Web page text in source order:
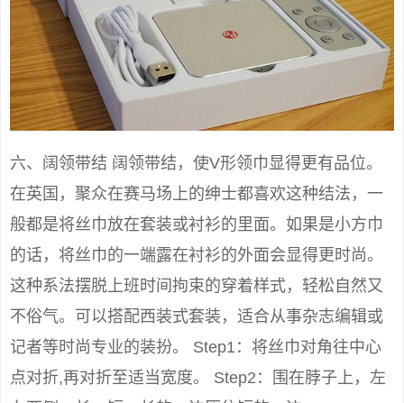
六、阔领带结 阔领带结，使V形领巾显得更有品位。
在英国，聚众在赛马场上的绅士都喜欢这种结法，一
般都是将丝巾放在套装或衬衫的里面。如果是小方巾
的话，将丝巾的一端露在衬衫的外面会显得更时尚。
这种系法摆脱上班时间拘束的穿着样式，轻松自然又
不俗气。可以搭配西装式套装，适合从事杂志编辑或
记者等时尚专业的装扮。 Step1：将丝巾对角往中心
点对折,再对折至适当宽度。 Step2：围在脖子上，左